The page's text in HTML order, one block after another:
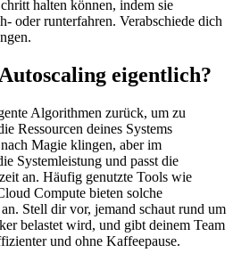
halten können, indem sie
oder runterfahren. Verabschiede dich
eigentlich?
Algorithmen zurück, um zu
Ressourcen deines Systems
Magie klingen, aber im
Systemleistung und passt die
an. Häufig genutzte Tools wie
Compute bieten solche
Stell dir vor, jemand schaut rund um
belastet wird, und gibt deinem Team
und ohne Kaffeepause.